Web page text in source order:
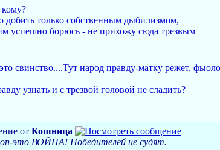
добить только собственным дыбилизмом,
успешно борюсь - не прихожу сюда трезвым
свинство....Тут народ правду-матку режет,
узнать и с трезвой головой не сладить?
от Кошница
это ВОЙНА! Победителей не судят.